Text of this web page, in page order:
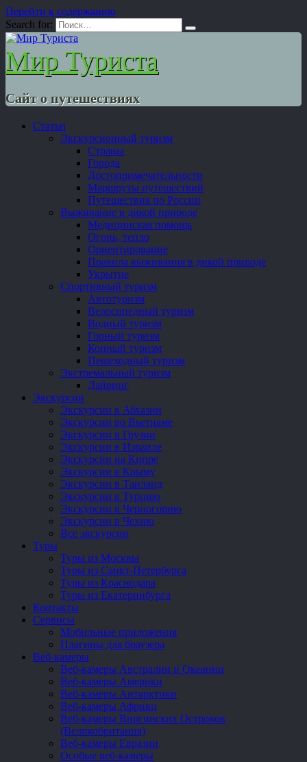
Перейти к содержанию
Search for:
Мир Туриста
Сайт о путешествиях
Статьи
Экскурсионный туризм
Страны
Города
Достопримечательности
Маршруты путешествий
Путешествия по России
Выживание в дикой природе
Медицинская помощь
Огонь, тепло
Ориентирование
Правила выживания в дикой природе
Укрытие
Спортивный туризм
Автотуризм
Велосипедный туризм
Водный туризм
Горный туризм
Конный туризм
Пешеходный туризм
Экстремальный туризм
Дайвинг
Экскурсии
Экскурсии в Абхазии
Экскурсии во Вьетнаме
Экскурсии в Грузии
Экскурсии в Израиле
Экскурсии на Кипре
Экскурсии в Крыму
Экскурсии в Таиланд
Экскурсии в Турцию
Экскурсии в Черногорию
Экскурсии в Чехию
Все экскурсии
Туры
Туры из Москвы
Туры из Санкт-Петербурга
Туры из Краснодара
Туры из Екатеринбурга
Контакты
Сервисы
Мобильные приложения
Плагины для браузера
Веб-камеры
Веб-камеры Австралии и Океании
Веб-камеры Америки
Веб-камеры Антарктики
Веб-камеры Африки
Веб-камеры Виргинских Островов
(Великобритания)
Веб-камеры Евразии
Особые веб-камеры